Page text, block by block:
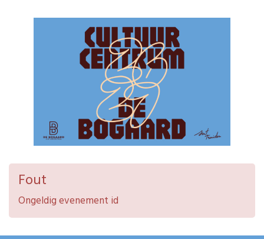
Fout
Ongeldig evenement id